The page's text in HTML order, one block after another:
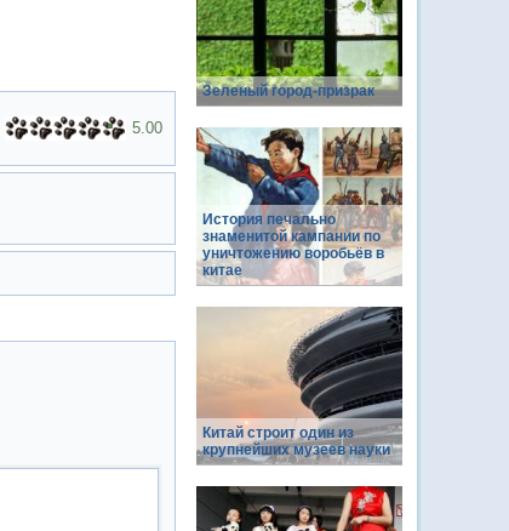
5.00
Зеленый город-призрак
История печально
знаменитой кампании по
уничтожению воробьёв в
китае
Китай строит один из
крупнейших музеев науки